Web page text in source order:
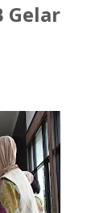
Gelar